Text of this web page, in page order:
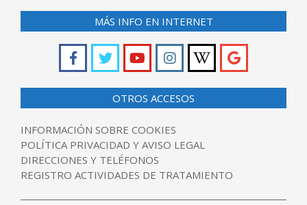
MÁS INFO EN INTERNET
OTROS ACCESOS
INFORMACIÓN SOBRE COOKIES
POLÍTICA PRIVACIDAD Y AVISO LEGAL
DIRECCIONES Y TELÉFONOS
REGISTRO ACTIVIDADES DE TRATAMIENTO